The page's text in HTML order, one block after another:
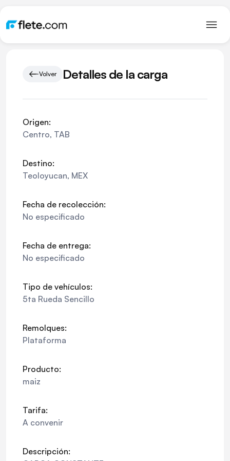
Volver Detalles de la carga
Origen:
Centro, TAB
Destino:
Teoloyucan, MEX
Fecha de recolección:
No especificado
Fecha de entrega:
No especificado
Tipo de vehículos:
5ta Rueda Sencillo
Remolques:
Plataforma
Producto:
maiz
Tarifa:
A convenir
Descripción: